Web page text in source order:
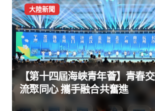
大陸新聞
【第十四屆海峽青年薈】青春交
流聚同心 攜手融合共奮進